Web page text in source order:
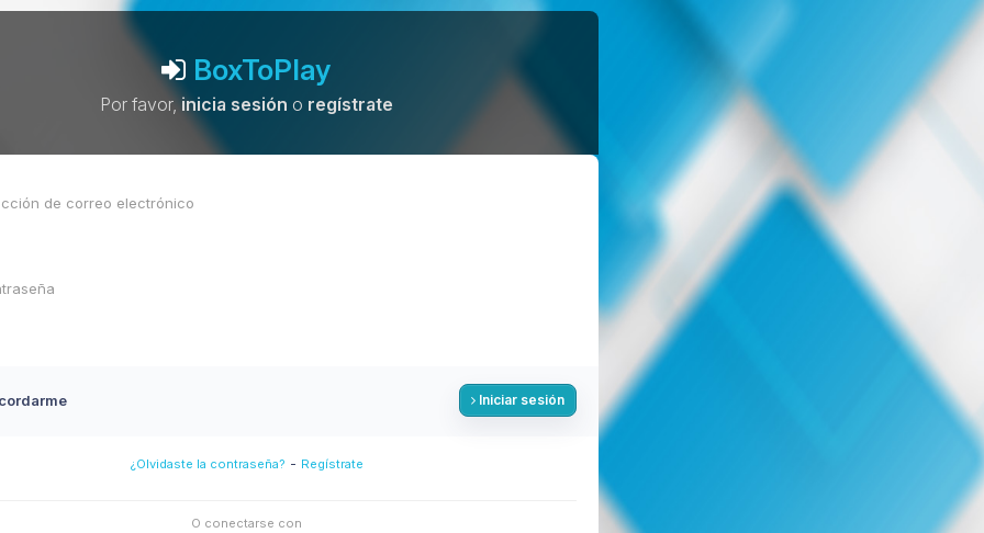
BoxToPlay
Por favor,inicia sesión o regístrate
Iniciar sesión
¿Olvidaste la contraseña? - Regístrate
O conectarse con